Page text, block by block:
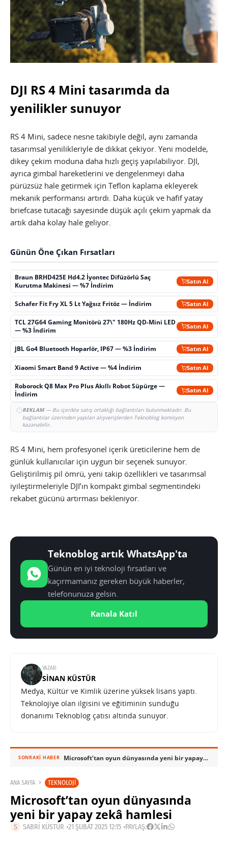
DJI RS 4 Mini tasarımda da
yenilikler sunuyor
RS 4 Mini, sadece nesne takibiyle değil, aynı zamanda
tasarımsal yenilikleriyle de dikkat çekiyor. Yeni modelde,
dikey çekim moduna daha hızlı geçiş yapılabiliyor. DJI,
ayrıca gimbal hareketlerini ve dengelenmeyi daha
pürüzsüz hale getirmek için Teflon kaplama ekleyerek
mekanik performansı artırdı. Daha küçük ve hafif yatay
briefcase tutacağı sayesinde düşük açılı çekim yapmak da
artık daha kolay hale geliyor.
Günün Öne Çıkan Fırsatları
Braun BRHD425E Hd4.2 İyontec Difüzörlü Saç
Kurutma Makinesi — %7 İndirim
Satın Al
Schafer Fit Fry XL 5 Lt Yağsız Fritöz — İndirim Satın Al
TCL 27G64 Gaming Monitörü 27\" 180Hz QD-Mini LED
— %3 İndirim
Satın Al
JBL Go4 Bluetooth Hoparlör, IP67 — %3 İndirim Satın Al
Xiaomi Smart Band 9 Active — %4 İndirim Satın Al
Roborock Q8 Max Pro Plus Akıllı Robot Süpürge —
İndirim
Satın Al
REKLAM— Bu içerikte satış ortaklığı bağlantıları bulunmaktadır. Bu
bağlantılar üzerinden yapılan alışverişlerden Teknoblog komisyon
kazanabilir.
RS 4 Mini, hem profesyonel içerik üreticilerine hem de
günlük kullanıcılar için uygun bir seçenek sunuyor.
Geliştirilmiş pil ömrü, yeni takip özellikleri ve tasarımsal
iyileştirmeleriyle DJI’ın kompakt gimbal segmentindeki
rekabet gücünü artırması bekleniyor.
Teknoblog artık WhatsApp'ta
Günün en iyi teknoloji fırsatları ve
kaçırmamanız gereken büyük haberler,
telefonunuza gelsin.
Kanala Katıl
YAZAR:
SINAN KÜSTÜR
Medya, Kültür ve Kimlik üzerine yüksek lisans yaptı.
Teknolojiye olan ilgisini ve eğitiminin sunduğu
donanımı Teknoblog çatısı altında sunuyor.
SONRAKI HABER Microsoft’tan oyun dünyasında yeni bir yapay zekâ hamlesi
ANA SAYFA TEKNOLOJI
Microsoft’tan oyun dünyasında
yeni bir yapay zekâ hamlesi
SABRI KÜSTÜR 21 ŞUBAT 2025 12:15 PAYLAŞ: